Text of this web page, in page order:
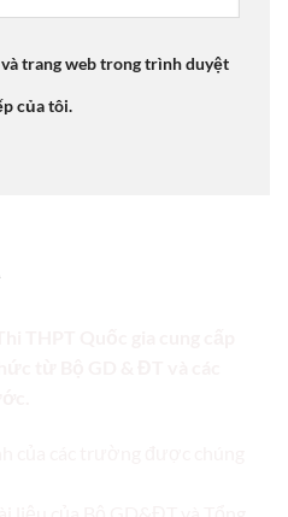
trang web trong trình duyệt
của tôi.